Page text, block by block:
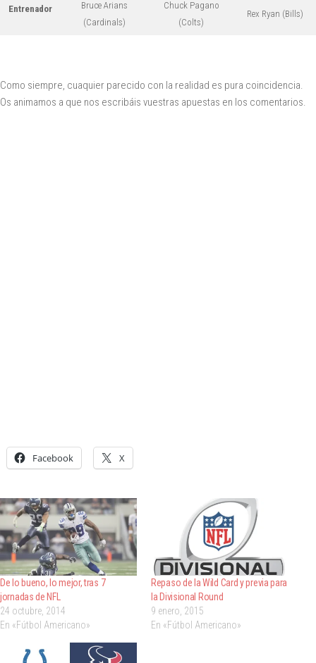
Entrenador
Bruce Arians
(Cardinals)
Chuck Pagano
(Colts)
Rex Ryan (Bills)
Como siempre, cuaquier parecido con la realidad es pura coincidencia.
Os animamos a que nos escribáis vuestras apuestas en los comentarios.
Facebook X
De lo bueno, lo mejor, tras 7
jornadas de NFL
24 octubre, 2014
En «Fútbol Americano»
Repaso de la Wild Card y previa para
la Divisional Round
9 enero, 2015
En «Fútbol Americano»